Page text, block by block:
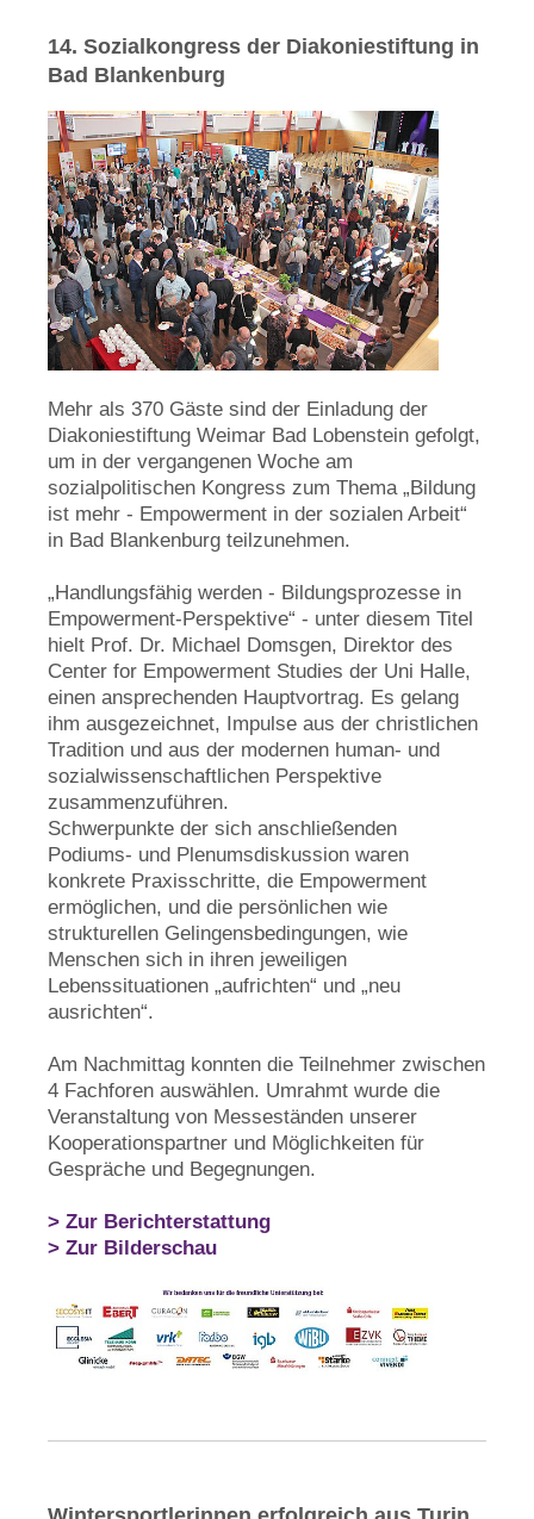
14. Sozialkongress der Diakoniestiftung in
Bad Blankenburg
Mehr als 370 Gäste sind der Einladung der
Diakoniestiftung Weimar Bad Lobenstein gefolgt,
um in der vergangenen Woche am
sozialpolitischen Kongress zum Thema „Bildung
ist mehr - Empowerment in der sozialen Arbeit“
in Bad Blankenburg teilzunehmen.
„Handlungsfähig werden - Bildungsprozesse in
Empowerment-Perspektive“ - unter diesem Titel
hielt Prof. Dr. Michael Domsgen, Direktor des
Center for Empowerment Studies der Uni Halle,
einen ansprechenden Hauptvortrag. Es gelang
ihm ausgezeichnet, Impulse aus der christlichen
Tradition und aus der modernen human- und
sozialwissenschaftlichen Perspektive
zusammenzuführen.
Schwerpunkte der sich anschließenden
Podiums- und Plenumsdiskussion waren
konkrete Praxisschritte, die Empowerment
ermöglichen, und die persönlichen wie
strukturellen Gelingensbedingungen, wie
Menschen sich in ihren jeweiligen
Lebenssituationen „aufrichten“ und „neu
ausrichten“.
Am Nachmittag konnten die Teilnehmer zwischen
4 Fachforen auswählen. Umrahmt wurde die
Veranstaltung von Messeständen unserer
Kooperationspartner und Möglichkeiten für
Gespräche und Begegnungen.
> Zur Berichterstattung
> Zur Bilderschau